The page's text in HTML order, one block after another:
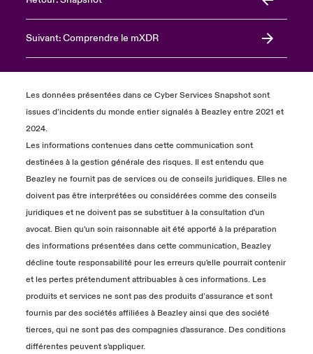
Suivant: Comprendre le mXDR
Les données présentées dans ce Cyber Services Snapshot sont
issues d’incidents du monde entier signalés à Beazley entre 2021 et
2024.
Les informations contenues dans cette communication sont
destinées à la gestion générale des risques. Il est entendu que
Beazley ne fournit pas de services ou de conseils juridiques. Elles ne
doivent pas être interprétées ou considérées comme des conseils
juridiques et ne doivent pas se substituer à la consultation d'un
avocat. Bien qu'un soin raisonnable ait été apporté à la préparation
des informations présentées dans cette communication, Beazley
décline toute responsabilité pour les erreurs qu'elle pourrait contenir
et les pertes prétendument attribuables à ces informations. Les
produits et services ne sont pas des produits d’assurance et sont
fournis par des sociétés affiliées à Beazley ainsi que des société
tierces, qui ne sont pas des compagnies d'assurance. Des conditions
différentes peuvent s'appliquer.